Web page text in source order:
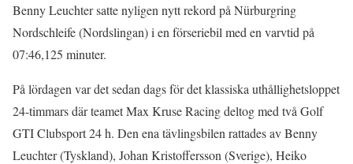
Benny Leuchter satte nyligen nytt rekord på Nürburgring
Nordschleife (Nordslingan) i en förseriebil med en varvtid på
07:46,125 minuter.
På lördagen var det sedan dags för det klassiska uthållighetsloppet
24-timmars där teamet Max Kruse Racing deltog med två Golf
GTI Clubsport 24 h. Den ena tävlingsbilen rattades av Benny
Leuchter (Tyskland), Johan Kristoffersson (Sverige), Heiko